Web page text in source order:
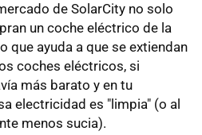
de SolarCity no solo
un coche eléctrico de la
que ayuda a que se extiendan
coches eléctricos, si
más barato y en tu
electricidad es "limpia" (o al
menos sucia).